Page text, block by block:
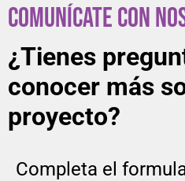
COMUNÍCATE CON
¿Tienes
conocer más
proyecto?
Completa el